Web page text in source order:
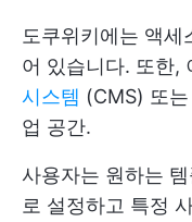
도쿠위키에는 액세
어 있습니다. 또한,
시스템 (CMS) 또는
업 공간.
사용자는 원하는
로 설정하고 특정